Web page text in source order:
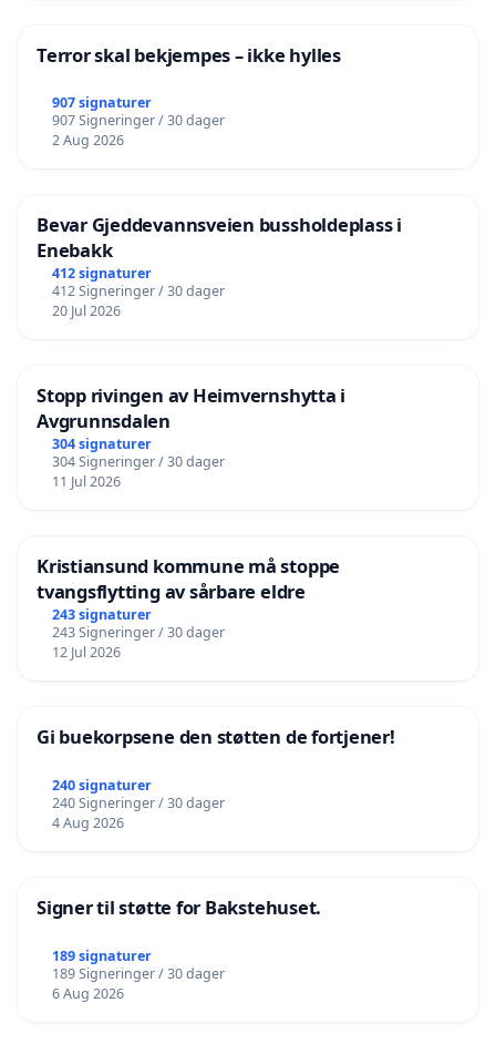
Terror skal bekjempes – ikke hylles
907 signaturer
907 Signeringer / 30 dager
2 Aug 2026
Bevar Gjeddevannsveien bussholdeplass i
Enebakk
412 signaturer
412 Signeringer / 30 dager
20 Jul 2026
Stopp rivingen av Heimvernshytta i
Avgrunnsdalen
304 signaturer
304 Signeringer / 30 dager
11 Jul 2026
Kristiansund kommune må stoppe
tvangsflytting av sårbare eldre
243 signaturer
243 Signeringer / 30 dager
12 Jul 2026
Gi buekorpsene den støtten de fortjener!
240 signaturer
240 Signeringer / 30 dager
4 Aug 2026
Signer til støtte for Bakstehuset.
189 signaturer
189 Signeringer / 30 dager
6 Aug 2026